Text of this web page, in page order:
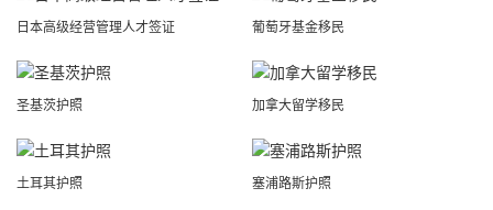
日本高级经营管理人才签证 葡萄牙基金移民
圣基茨护照 加拿大留学移民
土耳其护照 塞浦路斯护照